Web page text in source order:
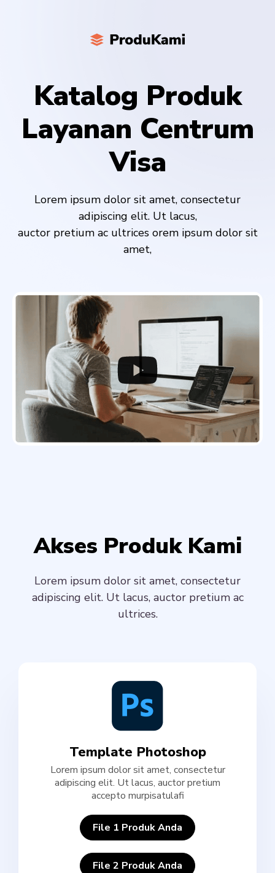
Katalog Produk
Layanan Centrum
Visa
Lorem ipsum dolor sit amet, consectetur
adipiscing elit. Ut lacus,
auctor pretium ac ultrices orem ipsum dolor sit
amet,
Akses Produk Kami
Lorem ipsum dolor sit amet, consectetur
adipiscing elit. Ut lacus, auctor pretium ac
ultrices.
Template Photoshop
Lorem ipsum dolor sit amet, consectetur
adipiscing elit. Ut lacus, auctor pretium
accepto murpisatulafi
File 1 Produk Anda
File 2 Produk Anda